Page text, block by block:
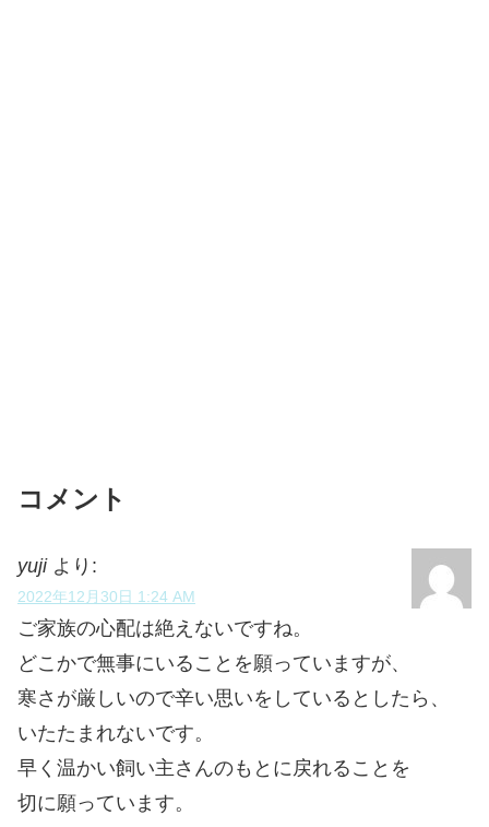
コメント
yuji より:
2022年12月30日 1:24 AM
ご家族の心配は絶えないですね。
どこかで無事にいることを願っていますが、
寒さが厳しいので辛い思いをしているとしたら、
いたたまれないです。
早く温かい飼い主さんのもとに戻れることを
切に願っています。